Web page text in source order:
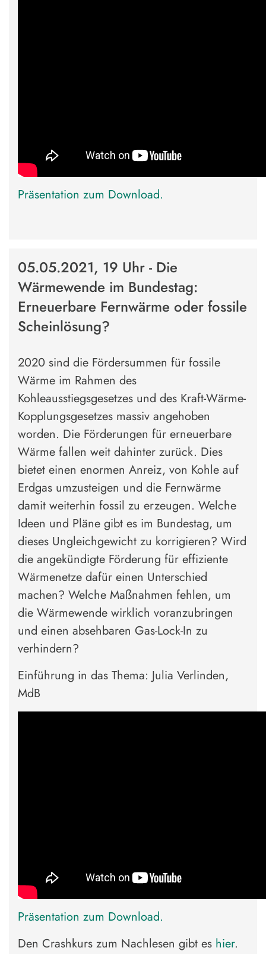
Präsentation zum Download.
05.05.2021, 19 Uhr - Die
Wärmewende im Bundestag:
Erneuerbare Fernwärme oder fossile
Scheinlösung?
2020 sind die Fördersummen für fossile
Wärme im Rahmen des
Kohleausstiegsgesetzes und des Kraft-Wärme-
Kopplungsgesetzes massiv angehoben
worden. Die Förderungen für erneuerbare
Wärme fallen weit dahinter zurück. Dies
bietet einen enormen Anreiz, von Kohle auf
Erdgas umzusteigen und die Fernwärme
damit weiterhin fossil zu erzeugen. Welche
Ideen und Pläne gibt es im Bundestag, um
dieses Ungleichgewicht zu korrigieren? Wird
die angekündigte Förderung für effiziente
Wärmenetze dafür einen Unterschied
machen? Welche Maßnahmen fehlen, um
die Wärmewende wirklich voranzubringen
und einen absehbaren Gas-Lock-In zu
verhindern?
Einführung in das Thema: Julia Verlinden,
MdB
Präsentation zum Download.
Den Crashkurs zum Nachlesen gibt es hier.